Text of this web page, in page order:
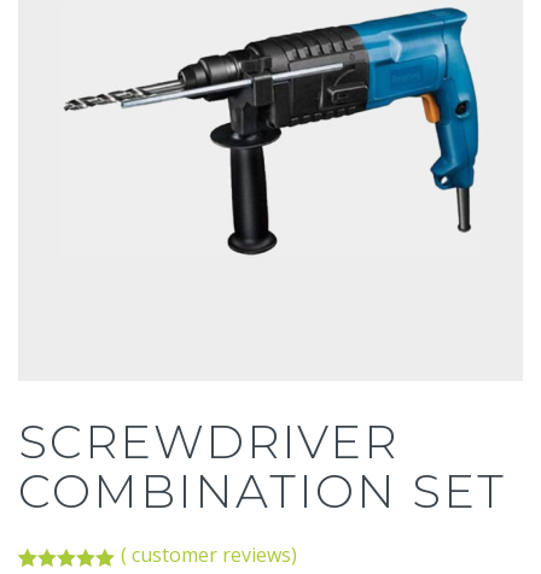
SCREWDRIVER
COMBINATION SET
( customer reviews)